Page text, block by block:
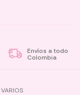
Envíos a todo
Colombia
VARIOS